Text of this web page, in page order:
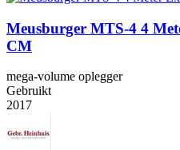
Meusburger MTS-4 4
CM
mega-volume oplegger
Gebruikt
2017